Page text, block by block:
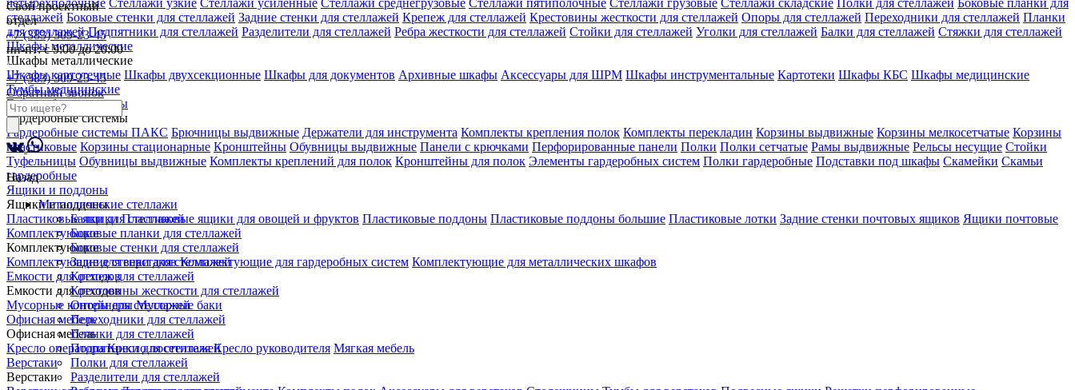
Свой проектный
отдел
+7 (383) 309-23-45
пн-пт: с 9:00 до 20:00
+7 (383) 309-23-45
Обратный звонок
Назад
Металлические стеллажи
Балки для стеллажей
Боковые планки для стеллажей
Боковые стенки для стеллажей
Задние стенки для стеллажей
Крепеж для стеллажей
Крестовины жесткости для стеллажей
Опоры для стеллажей
Переходники для стеллажей
Планки для стеллажей
Подпятники для стеллажей
Полки для стеллажей
Разделители для стеллажей
четырехполочные Стеллажи узкие Стеллажи усиленные Стеллажи среднегрузовые Стеллажи пятиполочные Стеллажи грузовые Стеллажи складские Полки для стеллажей Боковые планки для
стеллажей Боковые стенки для стеллажей Задние стенки для стеллажей Крепеж для стеллажей Крестовины жесткости для стеллажей Опоры для стеллажей Переходники для стеллажей Планки
для стеллажей Подпятники для стеллажей Разделители для стеллажей Ребра жесткости для стеллажей Стойки для стеллажей Уголки для стеллажей Балки для стеллажей Стяжки для стеллажей
Шкафы металлические
Шкафы металлические
Шкафы картотечные Шкафы двухсекционные Шкафы для документов Архивные шкафы Аксессуары для ШРМ Шкафы инструментальные Картотеки Шкафы КБС Шкафы медицинские
Тумбы медицинские
Гардеробные системы
Гардеробные системы
Гардеробные системы ПАКС Брючницы выдвижные Держатели для инструмента Комплекты крепления полок Комплекты перекладин Корзины выдвижные Корзины мелкосетчатые Корзины
пластиковые Корзины стационарные Кронштейны Обувницы выдвижные Панели с крючками Перфорированные панели Полки Полки сетчатые Рамы выдвижные Рельсы несущие Стойки
Туфельницы Обувницы выдвижные Комплекты креплений для полок Кронштейны для полок Элементы гардеробных систем Полки гардеробные Подставки под шкафы Скамейки Скамьи
гардеробные
Ящики и поддоны
Ящики и поддоны
Пластиковые ящики Пластиковые ящики для овощей и фруктов Пластиковые поддоны Пластиковые поддоны большие Пластиковые лотки Задние стенки почтовых ящиков Ящики почтовые
Комплектующие
Комплектующие
Комплектующие для верстаков Комплектующие для гардеробных систем Комплектующие для металлических шкафов
Емкости для отходов
Емкости для отходов
Мусорные контейнеры Мусорные баки
Офисная мебель
Офисная мебель
Кресло оператора Кресло посетителя Кресло руководителя Мягкая мебель
Верстаки
Верстаки